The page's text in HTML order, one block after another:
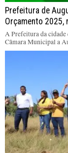
Prefeitura de
Orçamento 2025,
A Prefeitura da
Câmara Municipal a